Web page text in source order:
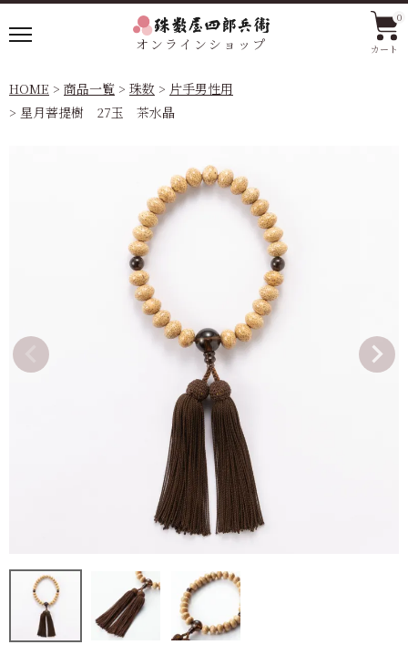
オンラインショップ カート
0
HOME 商品一覧 珠数
片手男性用
星月菩提樹 27玉 茶水晶